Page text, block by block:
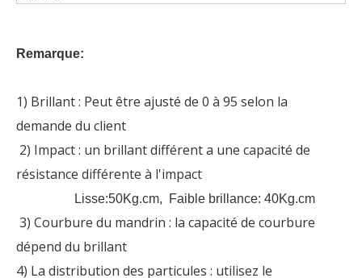
Remarque:
1) Brillant : Peut être ajusté de 0 à 95 selon la
demande du client
2) Impact : un brillant différent a une capacité de
résistance différente à l'impact
Lisse:50Kg.cm, Faible brillance: 40Kg.cm
3) Courbure du mandrin : la capacité de courbure
dépend du brillant
4) La distribution des particules : utilisez le